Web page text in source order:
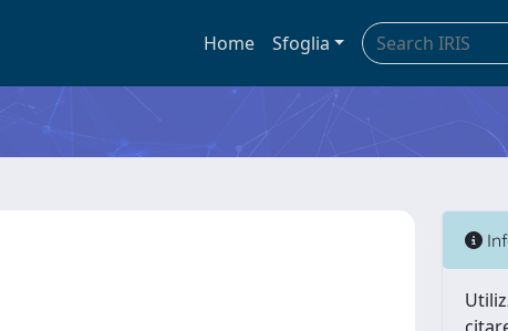
Home Sfoglia